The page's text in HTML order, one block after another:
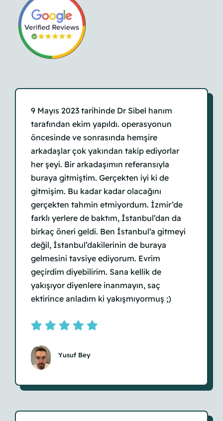
9 Mayıs 2023 tarihinde Dr Sibel hanım
tarafından ekim yapıldı. operasyonun
öncesinde ve sonrasında hemşire
arkadaşlar çok yakından takip ediyorlar
her şeyi. Bir arkadaşımın referansıyla
buraya gitmiştim. Gerçekten iyi ki de
gitmişim. Bu kadar kadar olacağını
gerçekten tahmin etmiyordum. İzmir’de
farklı yerlere de baktım, İstanbul’dan da
birkaç öneri geldi. Ben İstanbul’a gitmeyi
değil, İstanbul’dakilerinin de buraya
gelmesini tavsiye ediyorum. Evrim
geçirdim diyebilirim. Sana kellik de
yakışıyor diyenlere inanmayın, saç
ektirince anladım ki yakışmıyormuş ;)
Yusuf Bey